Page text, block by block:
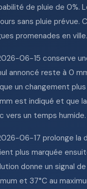
de pluie de 0%.
sans pluie prévue.
promenades en ville.
06-15 conserve
annoncé reste à 0
un changement
est indiqué et que
vers un temps humide.
06-17 prolonge la
plus marquée
donne un signal
et 37°C au